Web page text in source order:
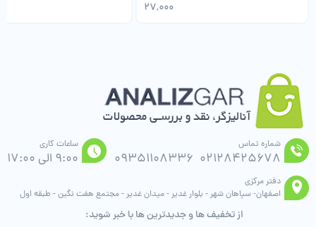
27,000
شماره تماس
02128425678
09351108336
ساعات کاری
9:00 الی 17:00
دفتر مرکزی
اصفهان- سپاهان شهر - بلوار غدیر - میدان غدیر - مجتمع هفت نگین - طبقه اول
از تخفیف ها و جدیدترین ها با خبر شوید: